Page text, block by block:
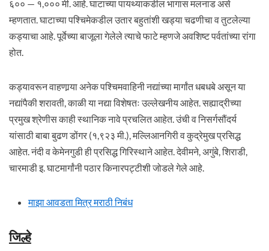
६०० — १,००० मी. आहे. घाटाच्या पायथ्याकडील भागास मलनाड असे
म्हणतात. घाटाच्या पश्चिमेकडील उतार बहुतांशी खड्या चढणीचा व तुटलेल्या
कड्याचा आहे. पूर्वेच्या बाजूला गेलेले त्याचे फाटे म्हणजे अवशिष्ट पर्वतांच्या रांगा
होत.
कड्यावरून वाहणार्‍या अनेक पश्चिमवाहिनी नद्यांच्या मार्गांत धबधबे असून या
नद्यांपैकी शरावती, काळी या नद्या विशेषतः उल्लेखनीय आहेत. सह्याद्रीच्या
प्रमुख श्रेणीस काही स्थानिक नावे प्रचलित आहेत. उंची व निसर्गसौंदर्य
यांसाठी बाबा बुढण डोंगर (१,९२३ मी.), मल्लिआनगिरी व कुद्रेमुख प्रसिद्ध
आहेत. नंदी व केमेनगुडी ही प्रसिद्ध गिरिस्थाने आहेत. देवीमने, अगुंबे, शिराडी,
चारमाडी इ. घाटमार्गांनी पठार किनारपट्टीशी जोडले गेले आहे.
माझा आवडता मित्र मराठी निबंध
जिल्हे